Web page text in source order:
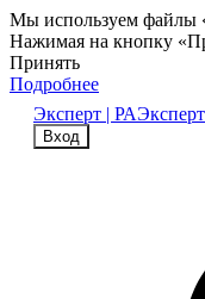
Мы используем файлы
Нажимая на кнопку
Принять
Подробнее
Эксперт | РА
Вход